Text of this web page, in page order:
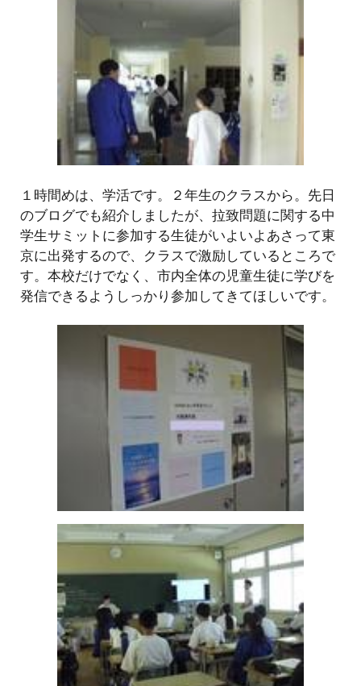
１時間めは、学活です。２年生のクラスから。先日
のブログでも紹介しましたが、拉致問題に関する中
学生サミットに参加する生徒がいよいよあさって東
京に出発するので、クラスで激励しているところで
す。本校だけでなく、市内全体の児童生徒に学びを
発信できるようしっかり参加してきてほしいです。